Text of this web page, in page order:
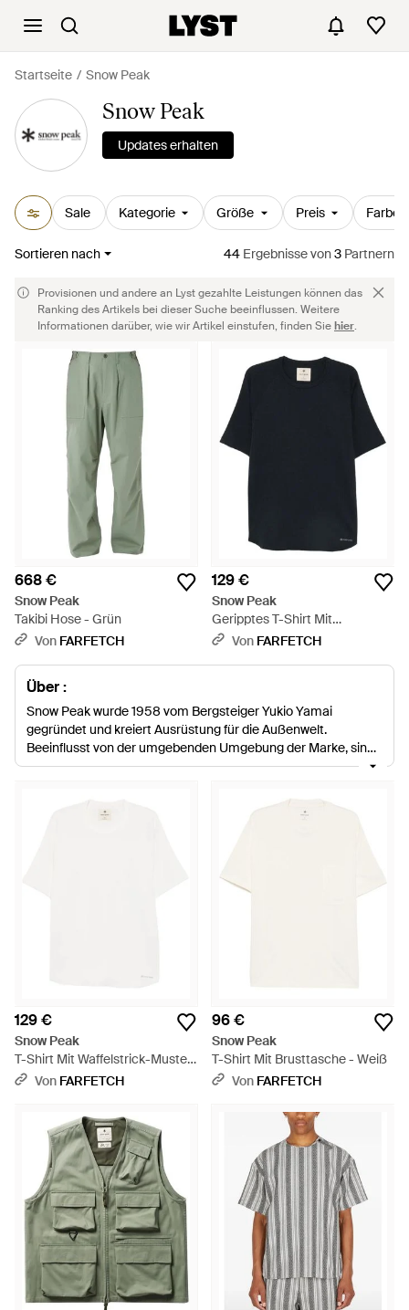
Startseite Snow Peak
Snow Peak
Updates erhalten
Sale Kategorie Größe Preis Farbe
Sortieren nach 44 Ergebnissevon3 Partnern
Provisionen und andere an Lyst gezahlte Leistungen können das
Ranking des Artikels bei dieser Suche beeinflussen. Weitere
Informationen darüber, wie wir Artikel einstufen, finden Siehier.
668 €
Snow Peak
Takibi Hose - Grün
Von FARFETCH
129 €
Snow Peak
Geripptes T-Shirt Mit
Raglanärmeln - Schwarz
Von FARFETCH
Über :
Snow Peak wurde 1958 vom Bergsteiger Yukio Yamai
gegründet und kreiert Ausrüstung für die Außenwelt.
Beeinflusst von der umgebenden Umgebung der Marke, sind
Designs vom Meer, den Bergen und den Flüssen inspiriert.
129 €
Snow Peak
T-Shirt Mit Waffelstrick-Muster
- Weiß
Von FARFETCH
96 €
Snow Peak
T-Shirt Mit Brusttasche - Weiß
Von FARFETCH